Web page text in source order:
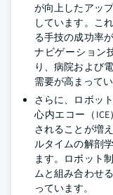
が向上したアッ
しています。こ
る手技の成功率
ナビゲーション
り、病院および
需要が高まってい
さらに、ロボッ
心内エコー（
されることが増
ルタイムの解剖
ます。ロボット
ムと組み合わせ
っています。